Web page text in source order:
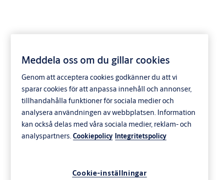
Meddela oss om du gillar cookies
Genom att acceptera cookies godkänner du att vi
sparar cookies för att anpassa innehåll och annonser,
tillhandahålla funktioner för sociala medier och
analysera användningen av webbplatsen. Information
kan också delas med våra sociala medier, reklam- och
analyspartners.Cookiepolicy Integritetspolicy
Cookie-inställningar